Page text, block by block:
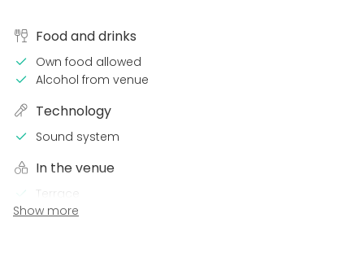
Food and drinks
Own food allowed
Alcohol from venue
Technology
Sound system
In the venue
Terrace
Sauna
Show more